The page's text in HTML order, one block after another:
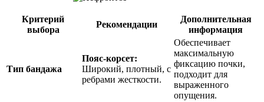
Критерий
выбора
Рекомендации
Дополнительная
информация
Тип бандажа
Пояс-корсет:
Широкий, плотный, с
ребрами жесткости.
Обеспечивает
максимальную
фиксацию почки,
подходит для
выраженного
опущения.